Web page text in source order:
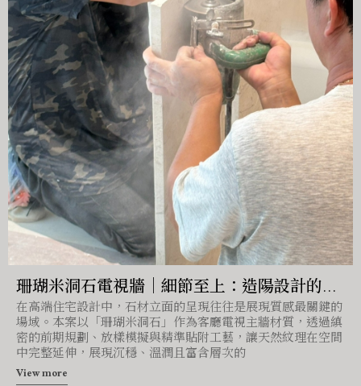
珊瑚米洞石電視牆｜細節至上：造陽設計的石
材工藝與完美對位技術
在高端住宅設計中，石材立面的呈現往往是展現質感最關鍵的
場域。本案以「珊瑚米洞石」作為客廳電視主牆材質，透過縝
密的前期規劃、放樣模擬與精準貼附工藝，讓天然紋理在空間
中完整延伸，展現沉穩、溫潤且富含層次的
View more